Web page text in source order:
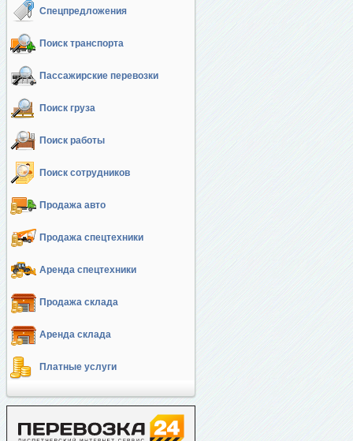
Спецпредложения
Поиск транспорта
Пассажирские перевозки
Поиск груза
Поиск работы
Поиск сотрудников
Продажа авто
Продажа спецтехники
Аренда спецтехники
Продажа склада
Аренда склада
Платные услуги